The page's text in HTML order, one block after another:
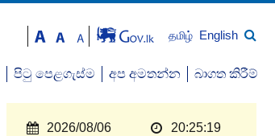
தமிழ் English
පිටු පෙළගැස්ම අප අමතන්න බාගත කිරීම්
2026/08/06 20:25:20